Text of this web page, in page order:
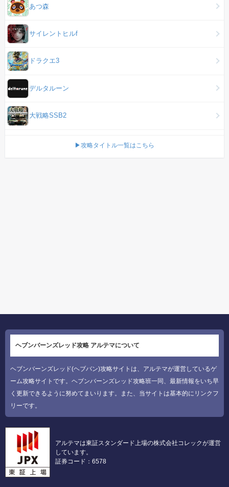
あつ森
サイレントヒルf
ドラクエ3
デルタルーン
大戦略SSB2
▶攻略タイトル一覧はこちら
ヘブンバーンズレッド攻略 アルテマについて
ヘブンバーンズレッド(ヘブバン)攻略サイトは、アルテマが運営しているゲ
ーム攻略サイトです。ヘブンバーンズレッド攻略班一同、最新情報をいち早
く更新できるように努めてまいります。また、当サイトは基本的にリンクフ
リーです。
アルテマは東証スタンダード上場の株式会社コレックが運営
しています。
証券コード：6578